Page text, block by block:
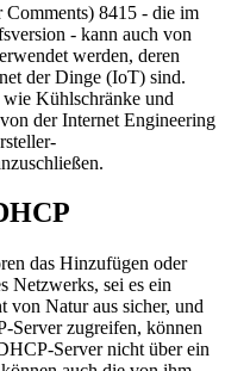
8415 - die im
- kann auch von
werden, deren
der Dinge (IoT) sind.
Kühlschränke und
der Internet Engineering
das Hinzufügen oder
Netzwerks, sei es ein
Natur aus sicher, und
Server zugreifen, können
Server nicht über ein